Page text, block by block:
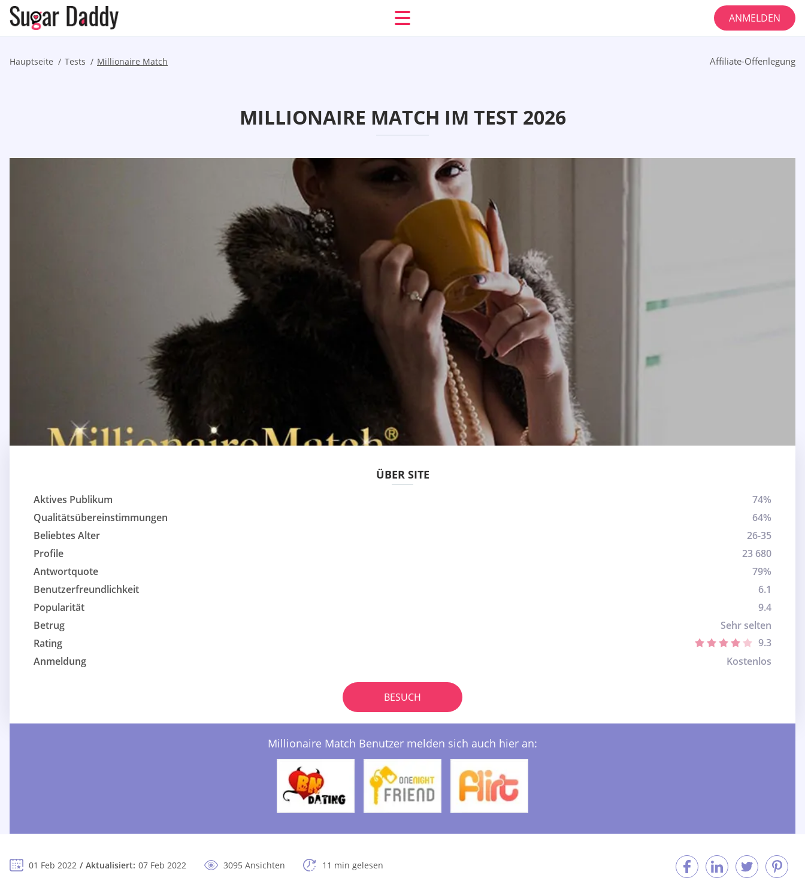
ANMELDEN
Hauptseite Tests Millionaire Match Affiliate-Offenlegung
MILLIONAIRE MATCH IM TEST 2026
ÜBER SITE
Aktives Publikum
74%
Qualitätsübereinstimmungen
64%
Beliebtes Alter
26-35
Profile
23 680
Antwortquote
79%
Benutzerfreundlichkeit
6.1
Popularität
9.4
Betrug
Sehr selten
Rating
9.3
Anmeldung
Kostenlos
BESUCH
Millionaire Match Benutzer melden sich auch hier an:
01 Feb 2022 Aktualisiert: 07 Feb 2022 3095 Ansichten 11 min gelesen